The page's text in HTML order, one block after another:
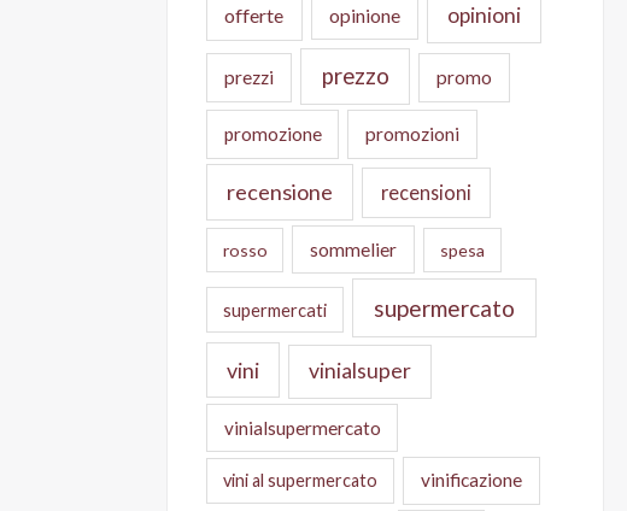
offerte opinione opinioni
prezzi prezzo promo
promozione promozioni
recensione recensioni
rosso sommelier spesa
supermercati supermercato
vini vinialsuper
vinialsupermercato
vini al supermercato vinificazione